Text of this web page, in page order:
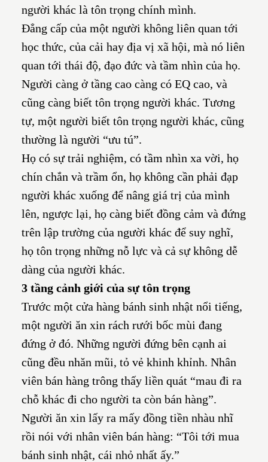
người khác là tôn trọng chính mình.
Đẳng cấp của một người không liên quan tới
học thức, của cải hay địa vị xã hội, mà nó liên
quan tới thái độ, đạo đức và tầm nhìn của họ.
Người càng ở tầng cao càng có EQ cao, và
cũng càng biết tôn trọng người khác. Tương
tự, một người biết tôn trọng người khác, cũng
thường là người “ưu tú”.
Họ có sự trải nghiệm, có tầm nhìn xa vời, họ
chín chắn và trầm ổn, họ không cần phải đạp
người khác xuống để nâng giá trị của mình
lên, ngược lại, họ càng biết đồng cảm và đứng
trên lập trường của người khác để suy nghĩ,
họ tôn trọng những nỗ lực và cả sự không dễ
dàng của người khác.
3 tầng cảnh giới của sự tôn trọng
Trước một cửa hàng bánh sinh nhật nổi tiếng,
một người ăn xin rách rưới bốc mùi đang
đứng ở đó. Những người đứng bên cạnh ai
cũng đều nhăn mũi, tỏ vẻ khinh khỉnh. Nhân
viên bán hàng trông thấy liền quát “mau đi ra
chỗ khác đi cho người ta còn bán hàng”.
Người ăn xin lấy ra mấy đồng tiền nhàu nhĩ
rồi nói với nhân viên bán hàng: “Tôi tới mua
bánh sinh nhật, cái nhỏ nhất ấy.”